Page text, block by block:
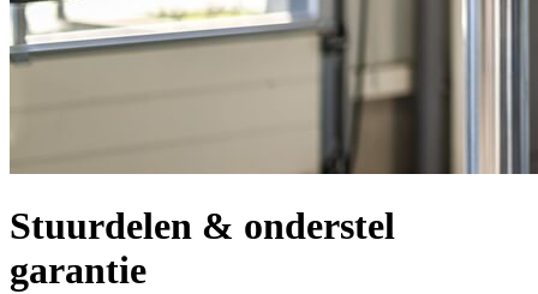
Stuurdelen & onderstel
garantie